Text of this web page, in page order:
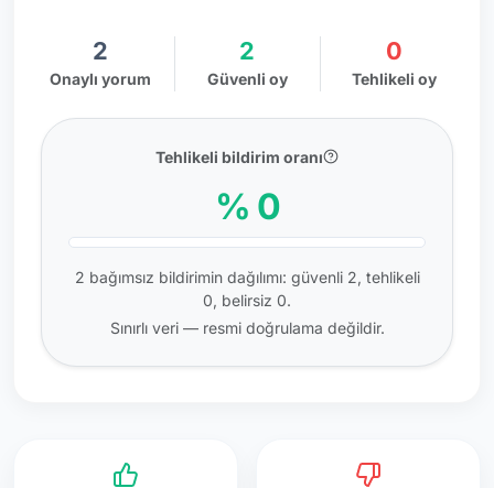
2
Onaylı yorum
2
Güvenli oy
0
Tehlikeli oy
Tehlikeli bildirim oranı
% 0
2 bağımsız bildirimin dağılımı: güvenli 2, tehlikeli
0, belirsiz 0.
Sınırlı veri — resmi doğrulama değildir.